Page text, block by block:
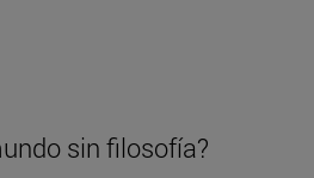
sin filosofía?